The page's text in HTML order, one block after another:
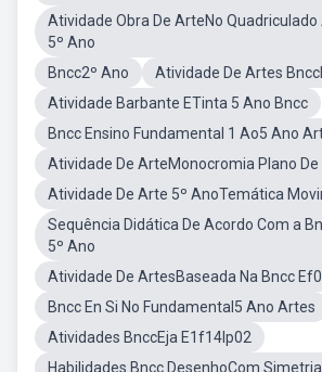
Atividade Obra De ArteNo
5º Ano
Bncc2º Ano
Atividade De Artes
Atividade Barbante ETinta 5 Ano Bncc
Bncc Ensino Fundamental 1 Ao5 Ano
Atividade De ArteMonocromia Plano De
Atividade De Arte 5º AnoTemática
Sequência Didática De Acordo Com a
5º Ano
Atividade De ArtesBaseada Na Bncc
Bncc En Si No Fundamental5 Ano Artes
Atividades BnccEja E1f14lp02
Habilidades Bncc DesenhoCom